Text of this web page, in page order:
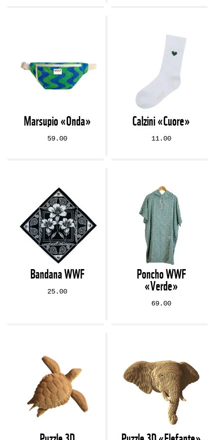
Marsupio «Onda»
59.00
Calzini «Cuore»
11.00
Bandana WWF
25.00
Poncho WWF
«Verde»
69.00